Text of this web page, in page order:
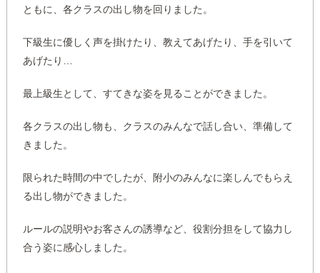
ともに、各クラスの出し物を回りました。
下級生に優しく声を掛けたり、教えてあげたり、手を引いて
あげたり…
最上級生として、すてきな姿を見ることができました。
各クラスの出し物も、クラスのみんなで話し合い、準備して
きました。
限られた時間の中でしたが、附小のみんなに楽しんでもらえ
る出し物ができました。
ルールの説明やお客さんの誘導など、役割分担をして協力し
合う姿に感心しました。